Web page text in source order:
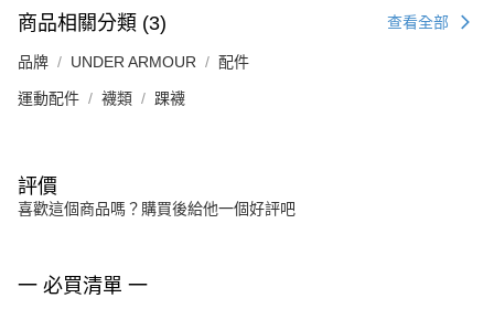
商品相關分類 (3) 查看全部
品牌 UNDER ARMOUR 配件
運動配件 襪類 踝襪
評價
喜歡這個商品嗎？購買後給他一個好評吧
一 必買清單 一